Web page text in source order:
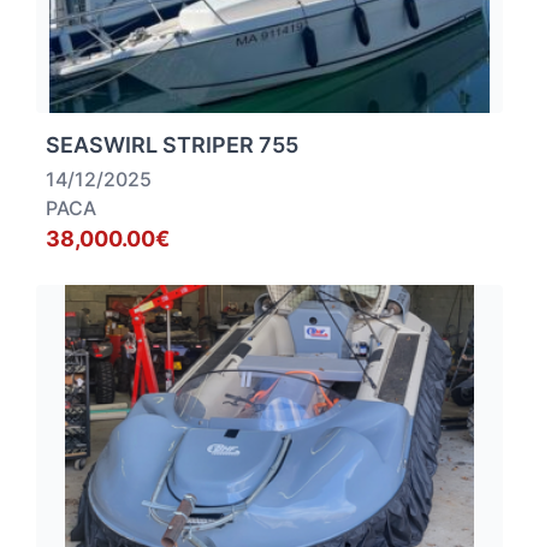
SEASWIRL STRIPER 755
14/12/2025
PACA
38,000.00€